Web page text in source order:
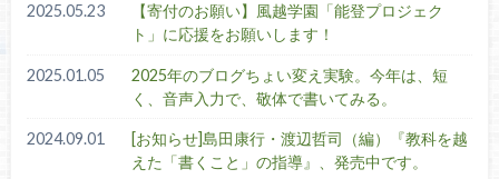
2025.05.23
【寄付のお願い】風越学園「能登プロジェク
ト」に応援をお願いします！
2025.01.05
2025年のブログちょい変え実験。今年は、短
く、音声入力で、敬体で書いてみる。
2024.09.01
[お知らせ]島田康行・渡辺哲司（編）『教科を越
えた「書くこと」の指導』、発売中です。